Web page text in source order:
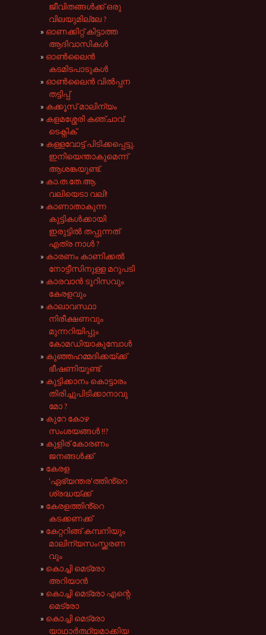
ജീവിതങ്ങൾക്ക് ഒരു
വിലയുമില്ലേ ?
ഓണക്കിറ്റ് കിട്ടാത്ത
ആദിവാസികൾ
ഓൺലൈൻ
കടമിടപാടുകൾ
ഓൺലൈൻ വിൽപ്പന
തട്ടിപ്പ്
കക്കൂസ് മാലിന്യം
കളമശ്ശേരി കഞ്ചാവ്
ടെക്നിക്
കള്ളവോട്ട് പിടിക്കപ്പെട്ടു.
ഇനിയെന്താകുമെന്ന്
ആശങ്കയുണ്ട്.
കാ.ത.തേ.ആ.
വലിയെടാ വലി!
കാണാതാകുന്ന
കുട്ടികൾക്കായി
ഇരുട്ടിൽ തപ്പുന്നത്
എത്ര നാൾ ?
കാരണം കാണിക്കൽ
നോട്ടീസിനുള്ള മറുപടി
കാരവാൻ ടൂറിസവും
കേരളവും
കാലാവസ്ഥാ
നിരീക്ഷണവും
മുന്നറിയിപ്പും
കോമഡിയാകുമ്പോൾ
കുഞ്ഞഹമ്മദിക്കയ്ക്ക്
ഭീഷണിയുണ്ട്
കുട്ടിക്കാനം കൊട്ടാരം
തിരിച്ചുപിടിക്കാനാവു
മോ ?
കുറേ കോഴ
സംശയങ്ങൾ !!?
കുളിര് കോരണം
ജനങ്ങൾക്ക്
കേരള
'ഏഭ്യന്തര'ത്തിൻ്റെ
ശ്രദ്ധയ്ക്ക്‌
കേരളത്തിൻ്റെ
കടക്കണക്ക്
കേറ്ററിങ്ങ് കമ്പനിയും
മാലിന്യസംസ്ക്കരണ
വും
കൊച്ചി മെട്രോ
അറിയാൻ
കൊച്ചി മെട്രോ എന്റെ
മെട്രോ
കൊച്ചി മെട്രോ
യാഥാർത്ഥ്യമാക്കിയ